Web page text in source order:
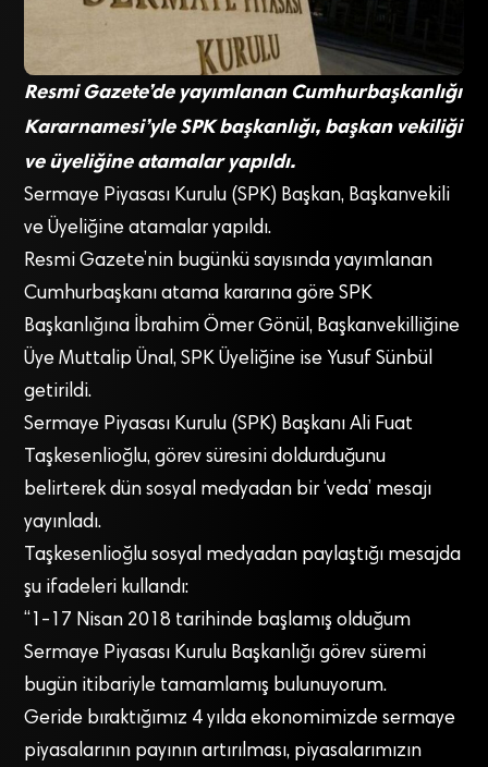
Resmi Gazete’de yayımlanan Cumhurbaşkanlığı
Kararnamesi’yle SPK başkanlığı, başkan vekiliği
ve üyeliğine atamalar yapıldı.
Sermaye Piyasası Kurulu (SPK) Başkan, Başkanvekili
ve Üyeliğine atamalar yapıldı.
Resmi Gazete’nin bugünkü sayısında yayımlanan
Cumhurbaşkanı atama kararına göre SPK
Başkanlığına İbrahim Ömer Gönül, Başkanvekilliğine
Üye Muttalip Ünal, SPK Üyeliğine ise Yusuf Sünbül
getirildi.
Sermaye Piyasası Kurulu (SPK) Başkanı Ali Fuat
Taşkesenlioğlu, görev süresini doldurduğunu
belirterek dün sosyal medyadan bir ‘veda’ mesajı
yayınladı.
Taşkesenlioğlu sosyal medyadan paylaştığı mesajda
şu ifadeleri kullandı:
“1-17 Nisan 2018 tarihinde başlamış olduğum
Sermaye Piyasası Kurulu Başkanlığı görev süremi
bugün itibariyle tamamlamış bulunuyorum.
Geride bıraktığımız 4 yılda ekonomimizde sermaye
piyasalarının payının artırılması, piyasalarımızın